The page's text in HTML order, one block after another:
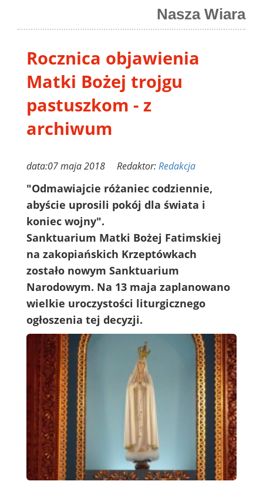
Nasza Wiara
Rocznica objawienia
Matki Bożej trojgu
pastuszkom - z
archiwum
data:07 maja 2018 Redaktor:Redakcja
"Odmawiajcie różaniec codziennie,
abyście uprosili pokój dla świata i
koniec wojny".
Sanktuarium Matki Bożej Fatimskiej
na zakopiańskich Krzeptówkach
zostało nowym Sanktuarium
Narodowym. Na 13 maja zaplanowano
wielkie uroczystości liturgicznego
ogłoszenia tej decyzji.